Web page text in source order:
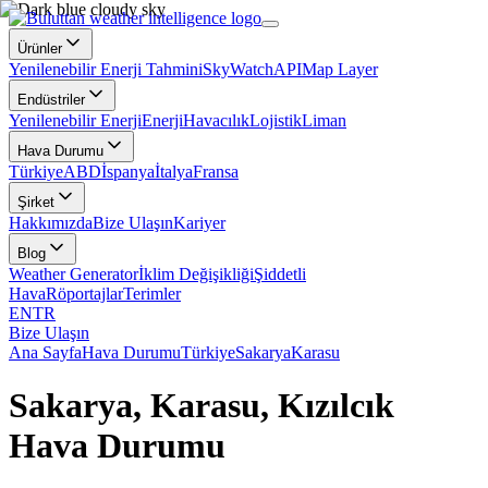
Ürünler
Yenilenebilir Enerji TahminiSkyWatchAPIMap Layer
Endüstriler
Yenilenebilir EnerjiEnerjiHavacılıkLojistikLiman
Hava Durumu
TürkiyeABDİspanyaİtalyaFransa
Şirket
HakkımızdaBize UlaşınKariyer
Blog
Weather Generatorİklim DeğişikliğiŞiddetli
HavaRöportajlarTerimler
ENTR
Bize Ulaşın
Ana SayfaHava DurumuTürkiyeSakaryaKarasu
Sakarya, Karasu, Kızılcık
Hava Durumu